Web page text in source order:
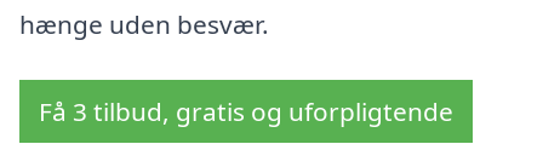
hænge uden besvær.
Få 3 tilbud, gratis og uforpligtende